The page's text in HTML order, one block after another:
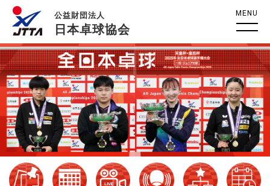
公益財団法人
日本卓球協会
MENU